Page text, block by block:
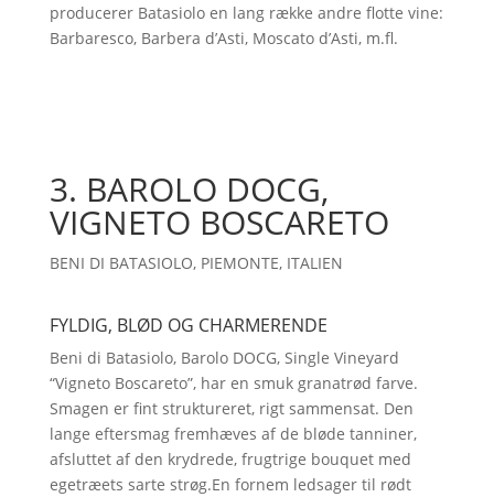
producerer Batasiolo en lang række andre flotte vine:
Barbaresco, Barbera d’Asti, Moscato d’Asti, m.fl.
3. BAROLO DOCG,
VIGNETO BOSCARETO
BENI DI BATASIOLO, PIEMONTE, ITALIEN
FYLDIG, BLØD OG CHARMERENDE
Beni di Batasiolo, Barolo DOCG, Single Vineyard
“Vigneto Boscareto”, har en smuk granatrød farve.
Smagen er fint struktureret, rigt sammensat. Den
lange eftersmag fremhæves af de bløde tanniner,
afsluttet af den krydrede, frugtrige bouquet med
egetræets sarte strøg.En fornem ledsager til rødt